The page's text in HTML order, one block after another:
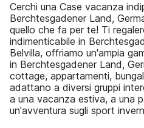
Cerchi una Case vacanza
Berchtesgadener Land,
quello che fa per te! Ti
indimenticabile in
Belvilla, offriamo un'ampia
in Berchtesgadener Land,
cottage, appartamenti,
adattano a diversi gruppi
a una vacanza estiva, a una
un'avventura sugli sport